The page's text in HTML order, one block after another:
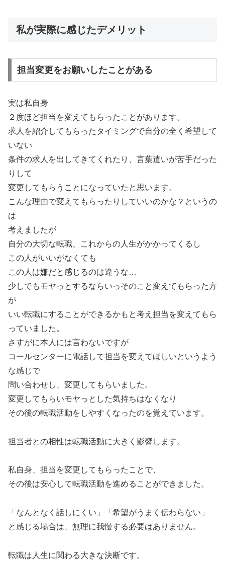
私が実際に感じたデメリット
担当変更をお願いしたことがある
実は私自身
２度ほど担当を変えてもらったことがあります。
求人を紹介してもらったタイミングで自分の全く希望して
いない
条件の求人を出してきてくれたり、言葉遣いが苦手だった
りして
変更してもらうことになっていたと思います。
こんな理由で変えてもらったりしていいのかな？というの
は
考えましたが
自分の大切な転職、これからの人生がかかってくるし
この人がいいがなくても
この人は嫌だと感じるのは違うな…
少しでもモヤっとするならいっそのこと変えてもらった方
が
いい転職にすることができるかもと考え担当を変えてもら
っていました。
さすがに本人には言わないですが
コールセンターに電話して担当を変えてほしいというよう
な感じで
問い合わせし、変更してもらいました。
変更してもらいモヤっとした気持ちはなくなり
その後の転職活動をしやすくなったのを覚えています。
担当者との相性は転職活動に大きく影響します。
私自身、担当を変更してもらったことで、
その後は安心して転職活動を進めることができました。
「なんとなく話しにくい」「希望がうまく伝わらない」
と感じる場合は、無理に我慢する必要はありません。
転職は人生に関わる大きな決断です。